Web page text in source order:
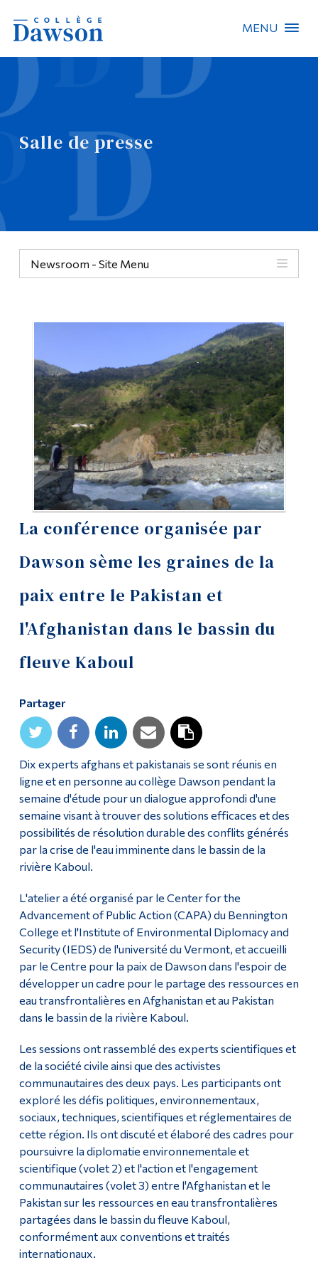
MENU
Salle de presse
Newsroom - Site Menu
La conférence organisée par
Dawson sème les graines de la
paix entre le Pakistan et
l'Afghanistan dans le bassin du
fleuve Kaboul
Partager
Dix experts afghans et pakistanais se sont réunis en
ligne et en personne au collège Dawson pendant la
semaine d'étude pour un dialogue approfondi d'une
semaine visant à trouver des solutions efficaces et des
possibilités de résolution durable des conflits générés
par la crise de l'eau imminente dans le bassin de la
rivière Kaboul.
L'atelier a été organisé par le Center for the
Advancement of Public Action (CAPA) du Bennington
College et l'Institute of Environmental Diplomacy and
Security (IEDS) de l'université du Vermont, et accueilli
par le Centre pour la paix de Dawson dans l'espoir de
développer un cadre pour le partage des ressources en
eau transfrontalières en Afghanistan et au Pakistan
dans le bassin de la rivière Kaboul.
Les sessions ont rassemblé des experts scientifiques et
de la société civile ainsi que des activistes
communautaires des deux pays. Les participants ont
exploré les défis politiques, environnementaux,
sociaux, techniques, scientifiques et réglementaires de
cette région. Ils ont discuté et élaboré des cadres pour
poursuivre la diplomatie environnementale et
scientifique (volet 2) et l'action et l'engagement
communautaires (volet 3) entre l'Afghanistan et le
Pakistan sur les ressources en eau transfrontalières
partagées dans le bassin du fleuve Kaboul,
conformément aux conventions et traités
internationaux.
Recherche sur le site
Recherche de personnes
EN
Omnivox
Liens rapides
Liens
Menu principal
Programmes
Formation continue
Admissions
La vie à Dawson
Futurs étudiants
Étudiants actuels
Corps enseignant et
personnel administratif